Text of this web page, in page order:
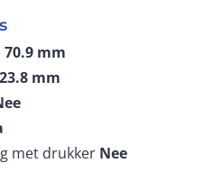
70.9 mm
23.8 mm
met drukker Nee